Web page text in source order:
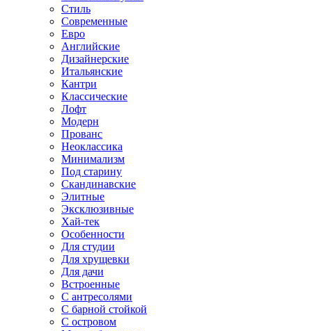
Стиль
Современные
Евро
Английские
Дизайнерские
Итальянские
Кантри
Классические
Лофт
Модерн
Прованс
Неоклассика
Минимализм
Под старину
Скандинавские
Элитные
Эксклюзивные
Хай-тек
Особенности
Для студии
Для хрущевки
Для дачи
Встроенные
С антресолями
С барной стойкой
С островом